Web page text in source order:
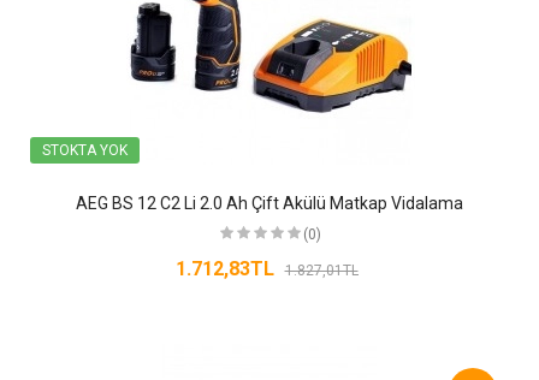
STOKTA YOK
AEG BS 12 C2 Li 2.0 Ah Çift Akülü Matkap Vidalama
(0)
1.712,83TL 1.827,01TL